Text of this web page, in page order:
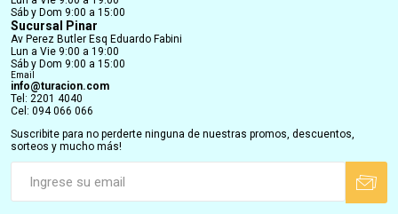
Sáb y Dom 9:00 a 15:00
Sucursal Pinar
Av Perez Butler Esq Eduardo Fabini
Lun a Vie 9:00 a 19:00
Sáb y Dom 9:00 a 15:00
Email
info@turacion.com
Tel: 2201 4040
Cel: 094 066 066
Suscribite para no perderte ninguna de nuestras promos, descuentos,
sorteos y mucho más!